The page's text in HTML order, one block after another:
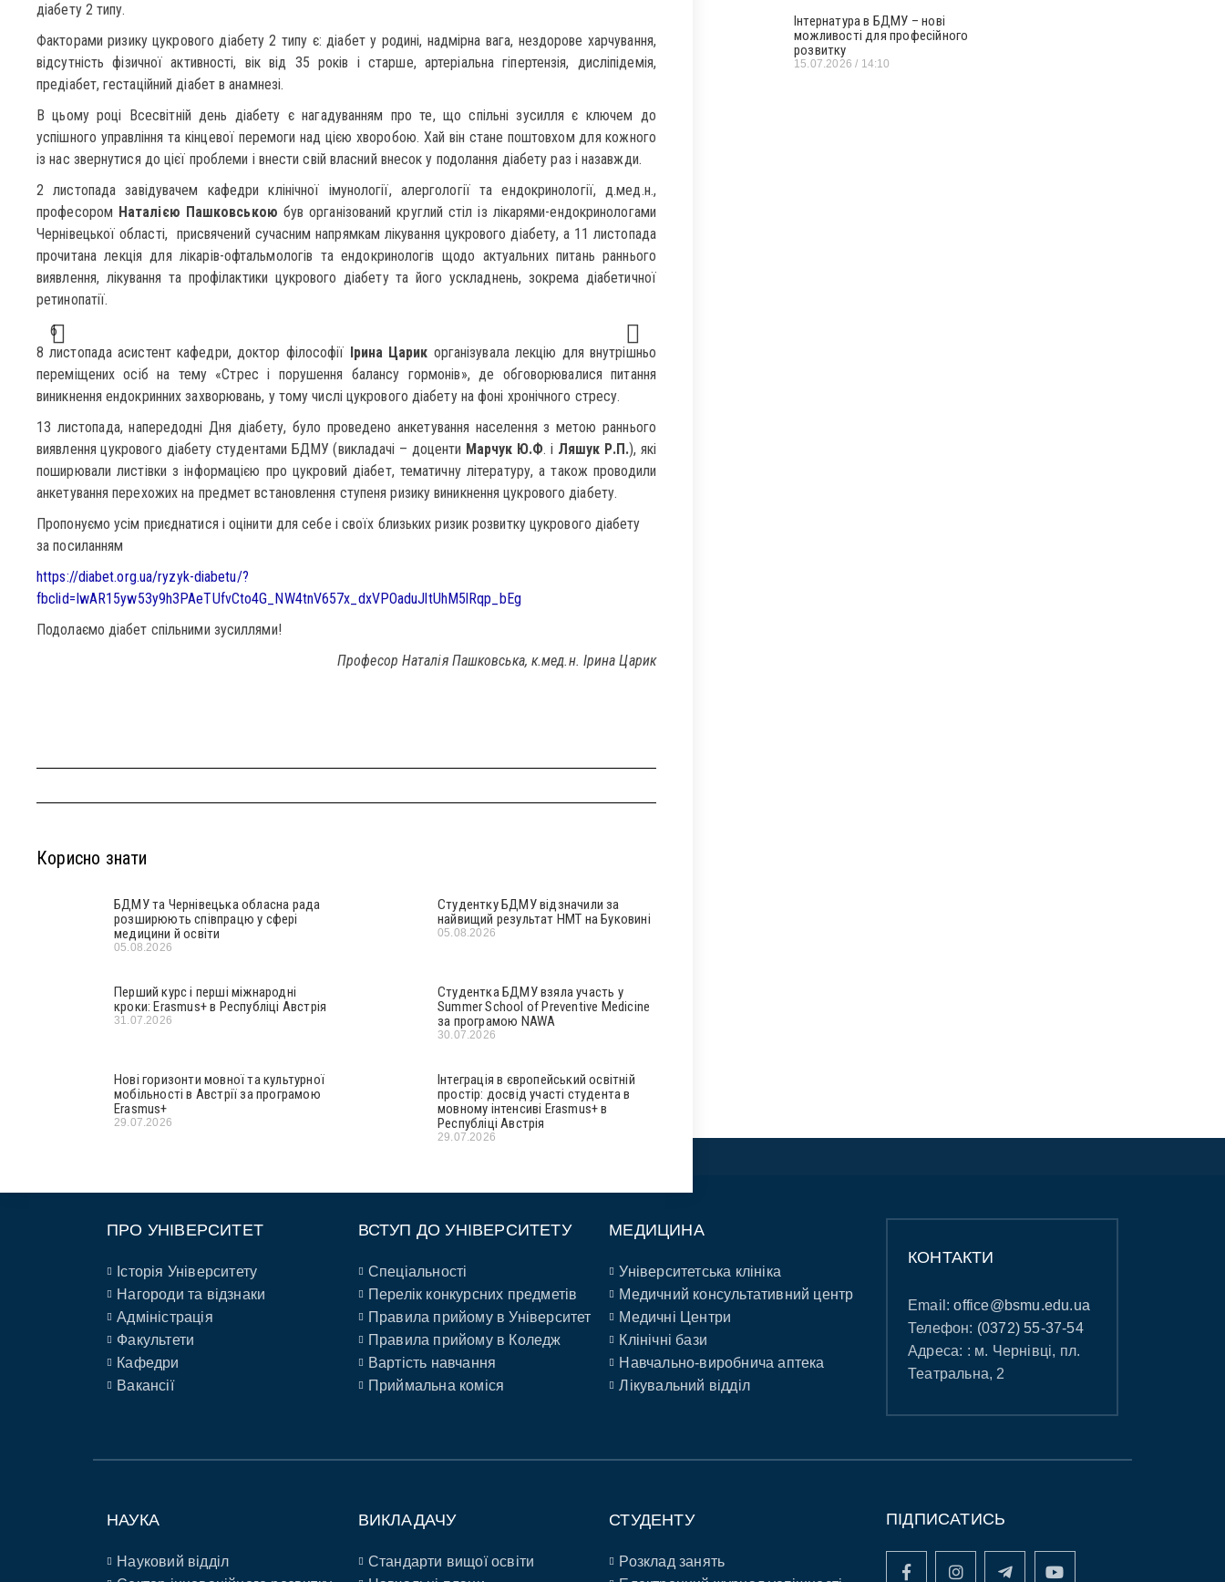
діабету 2 типу.
Факторами ризику цукрового діабету 2 типу є: діабет у родині, надмірна вага, нездорове харчування,
відсутність фізичної активності, вік від 35 років і старше, артеріальна гіпертензія, дисліпідемія,
предіабет, гестаційний діабет в анамнезі.
В цьому році Всесвітній день діабету є нагадуванням про те, що спільні зусилля є ключем до
успішного управління та кінцевої перемоги над цією хворобою. Хай він стане поштовхом для кожного
із нас звернутися до цієї проблеми і внести свій власний внесок у подолання діабету раз і назавжди.
2 листопада завідувачем кафедри клінічної імунології, алергології та ендокринології, д.мед.н.,
професором Наталією Пашковською був організований круглий стіл із лікарями-ендокринологами
Чернівецької області, присвячений сучасним напрямкам лікування цукрового діабету, а 11 листопада
прочитана лекція для лікарів-офтальмологів та ендокринологів щодо актуальних питань раннього
виявлення, лікування та профілактики цукрового діабету та його ускладнень, зокрема діабетичної
ретинопатії.
6
8 листопада асистент кафедри, доктор філософії Ірина Царик організувала лекцію для внутрішньо
переміщених осіб на тему «Стрес і порушення балансу гормонів», де обговорювалися питання
виникнення ендокринних захворювань, у тому числі цукрового діабету на фоні хронічного стресу.
13 листопада, напередодні Дня діабету, було проведено анкетування населення з метою раннього
виявлення цукрового діабету студентами БДМУ (викладачі – доценти Марчук Ю.Ф. і Ляшук Р.П.), які
поширювали листівки з інформацією про цукровий діабет, тематичну літературу, а також проводили
анкетування перехожих на предмет встановлення ступеня ризику виникнення цукрового діабету.
Пропонуємо усім приєднатися і оцінити для себе і своїх близьких ризик розвитку цукрового діабету
за посиланням
https://diabet.org.ua/ryzyk-diabetu/?
fbclid=IwAR15yw53y9h3PAeTUfvCto4G_NW4tnV657x_dxVPOaduJltUhM5lRqp_bEg
Подолаємо діабет спільними зусиллями!
Професор Наталія Пашковська, к.мед.н. Ірина Царик
Корисно знати
БДМУ та Чернівецька обласна рада
розширюють співпрацю у сфері
медицини й освіти
05.08.2026
Студентку БДМУ відзначили за
найвищий результат НМТ на Буковині
05.08.2026
Перший курс і перші міжнародні
кроки: Erasmus+ в Республіці Австрія
31.07.2026
Студентка БДМУ взяла участь у
Summer School of Preventive Medicine
за програмою NAWA
30.07.2026
Нові горизонти мовної та культурної
мобільності в Австрії за програмою
Erasmus+
29.07.2026
Інтеграція в європейський освітній
простір: досвід участі студента в
мовному інтенсиві Erasmus+ в
Республіці Австрія
29.07.2026
Інтернатура в БДМУ – нові
можливості для професійного
розвитку
15.07.2026 14:10
ПРО УНІВЕРСИТЕТ
Історія Університету
Нагороди та відзнаки
Адміністрація
Факультети
Кафедри
Вакансії
ВСТУП ДО УНІВЕРСИТЕТУ
Спеціальності
Перелік конкурсних предметів
Правила прийому в Університет
Правила прийому в Коледж
Вартість навчання
Приймальна коміся
МЕДИЦИНА
Університетська клініка
Медичний консультативний центр
Медичні Центри
Клінічні бази
Навчально-виробнича аптека
Лікувальний відділ
КОНТАКТИ
Email:office@bsmu.edu.ua
Телефон: (0372) 55-37-54
Адреса: : м. Чернівці, пл.
Театральна, 2
НАУКА
Науковий відділ
ВИКЛАДАЧУ
Стандарти вищої освіти
СТУДЕНТУ
Розклад занять
ПІДПИСАТИСЬ